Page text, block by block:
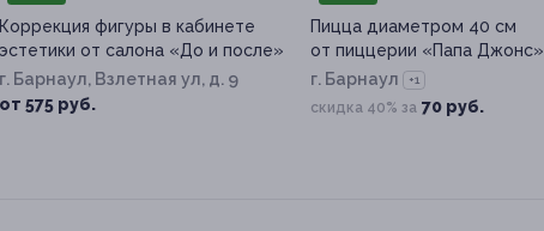
Коррекция фигуры в кабинете
эстетики от салона «До и после»
г. Барнаул, Взлетная ул, д. 9
от 575 руб.
Пицца диаметром 40 см
от пиццерии «Папа Джонс»
г. Барнаул
+1
скидка 40% за 70 руб.